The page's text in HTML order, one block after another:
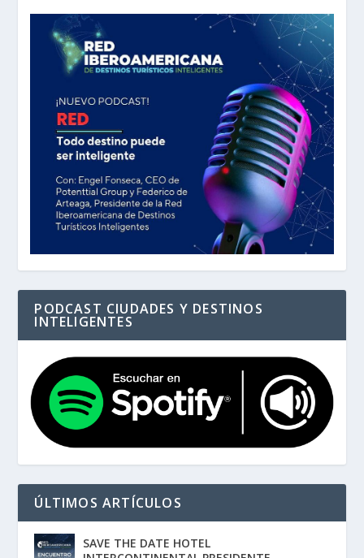
PODCAST CIUDADES Y DESTINOS
INTELIGENTES
ÚLTIMOS ARTÍCULOS
SAVE THE DATE HOTEL